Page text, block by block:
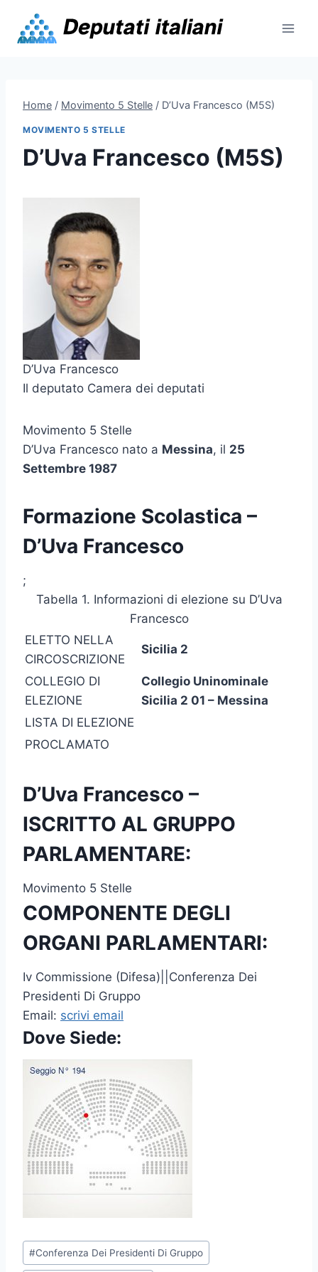
content
Home / Movimento 5 Stelle / D’Uva Francesco (M5S)
MOVIMENTO 5 STELLE
D’Uva Francesco (M5S)
D’Uva Francesco
Il deputato Camera dei deputati
Movimento 5 Stelle
D’Uva Francesco nato a Messina, il 25
Settembre 1987
Formazione Scolastica –
D’Uva Francesco
;
Tabella 1. Informazioni di elezione su D’Uva
Francesco
ELETTO NELLA
CIRCOSCRIZIONE
Sicilia 2
COLLEGIO DI
ELEZIONE
Collegio Uninominale
Sicilia 2 01 – Messina
LISTA DI ELEZIONE
PROCLAMATO
D’Uva Francesco –
ISCRITTO AL GRUPPO
PARLAMENTARE:
Movimento 5 Stelle
COMPONENTE DEGLI
ORGANI PARLAMENTARI:
Iv Commissione (Difesa)||Conferenza Dei
Presidenti Di Gruppo
Email: scrivi email
Dove Siede:
P
o
#Conferenza Dei Presidenti Di Gruppo